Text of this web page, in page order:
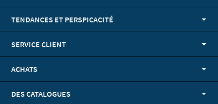
TENDANCES ET PERSPICACITÉ
SERVICE CLIENT
ACHATS
DES CATALOGUES